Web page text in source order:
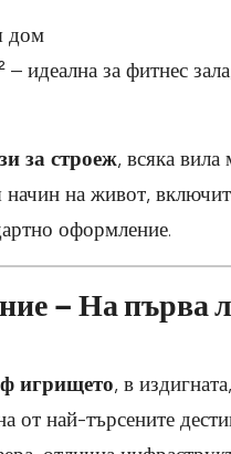
дом
за фитнес
за строеж, всяка
на живот,
оформление.
– На първа
игрището, в
от най-търсените